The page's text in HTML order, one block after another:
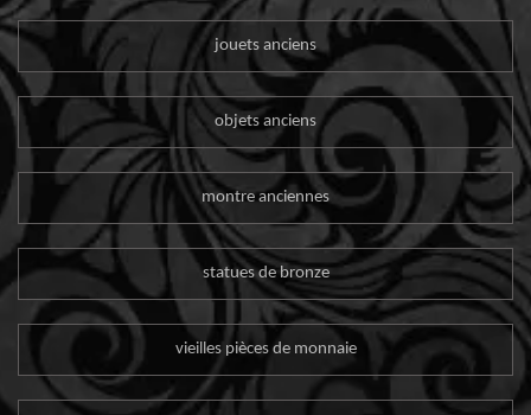
jouets anciens
objets anciens
montre anciennes
statues de bronze
vieilles pièces de monnaie